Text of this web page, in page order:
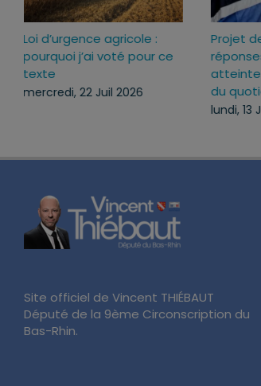
Lutter contre la « fast
fashion » : le texte adopté
lundi, 29 Juin 2026
Site officiel de Vincent THIÉBAUT
Député de la 9ème Circonscription du
Bas-Rhin.